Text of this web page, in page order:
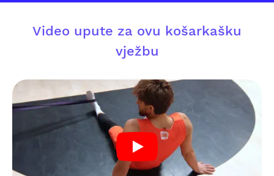
Video upute za ovu košarkašku
vježbu